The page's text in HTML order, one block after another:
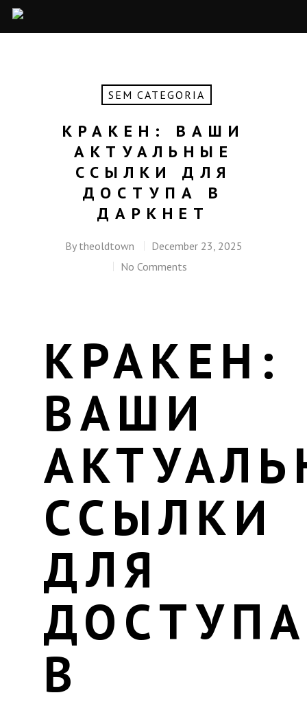
SEM CATEGORIA
КРАКЕН: ВАШИ
АКТУАЛЬНЫЕ
ССЫЛКИ ДЛЯ
ДОСТУПА В
ДАРКНЕТ
By theoldtown
December 23, 2025
No Comments
КРАКЕН:
ВАШИ
ССЫЛКИ
ДЛЯ
ДОСТУПА
В